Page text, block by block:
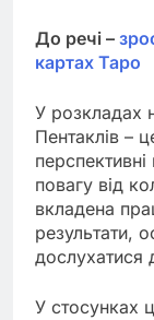
До речі –
картах Таро
У розкладах
Пентаклів –
повагу від
вкладена
результати,
дослухатися
У стосунках